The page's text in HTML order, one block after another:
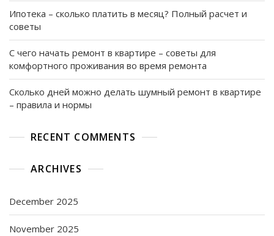
Ипотека – сколько платить в месяц? Полный расчет и
советы
С чего начать ремонт в квартире – советы для
комфортного проживания во время ремонта
Сколько дней можно делать шумный ремонт в квартире
– правила и нормы
RECENT COMMENTS
ARCHIVES
December 2025
November 2025